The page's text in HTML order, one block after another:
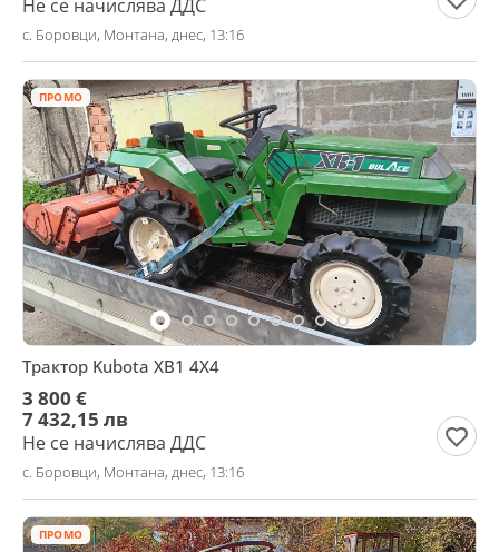
Не се начислява ДДС
с. Боровци, Монтана, днес, 13:16
ПРОМО
Трактор Kubota XB1 4X4
3 800 €
7 432,15 лв
Не се начислява ДДС
с. Боровци, Монтана, днес, 13:16
ПРОМО